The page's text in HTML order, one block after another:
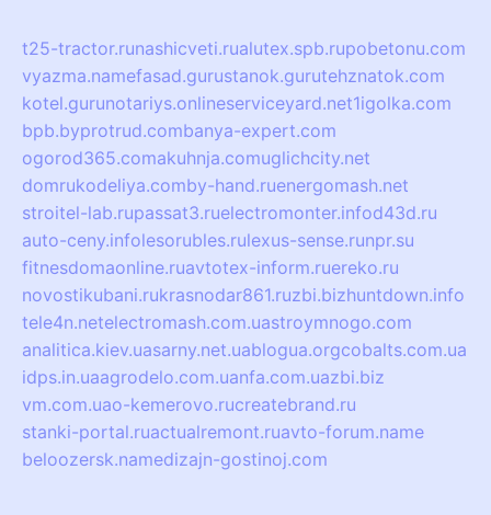
t25-tractor.runashicveti.rualutex.spb.rupobetonu.com
vyazma.namefasad.gurustanok.gurutehznatok.com
kotel.gurunotariys.onlineserviceyard.net1igolka.com
bpb.byprotrud.combanya-expert.com
ogorod365.comakuhnja.comuglichcity.net
domrukodeliya.comby-hand.ruenergomash.net
stroitel-lab.rupassat3.ruelectromonter.infod43d.ru
auto-ceny.infolesorubles.rulexus-sense.runpr.su
fitnesdomaonline.ruavtotex-inform.ruereko.ru
novostikubani.rukrasnodar861.ruzbi.bizhuntdown.info
tele4n.netelectromash.com.uastroymnogo.com
analitica.kiev.uasarny.net.uablogua.orgcobalts.com.ua
idps.in.uaagrodelo.com.uanfa.com.uazbi.biz
vm.com.uao-kemerovo.rucreatebrand.ru
stanki-portal.ruactualremont.ruavto-forum.name
beloozersk.namedizajn-gostinoj.com